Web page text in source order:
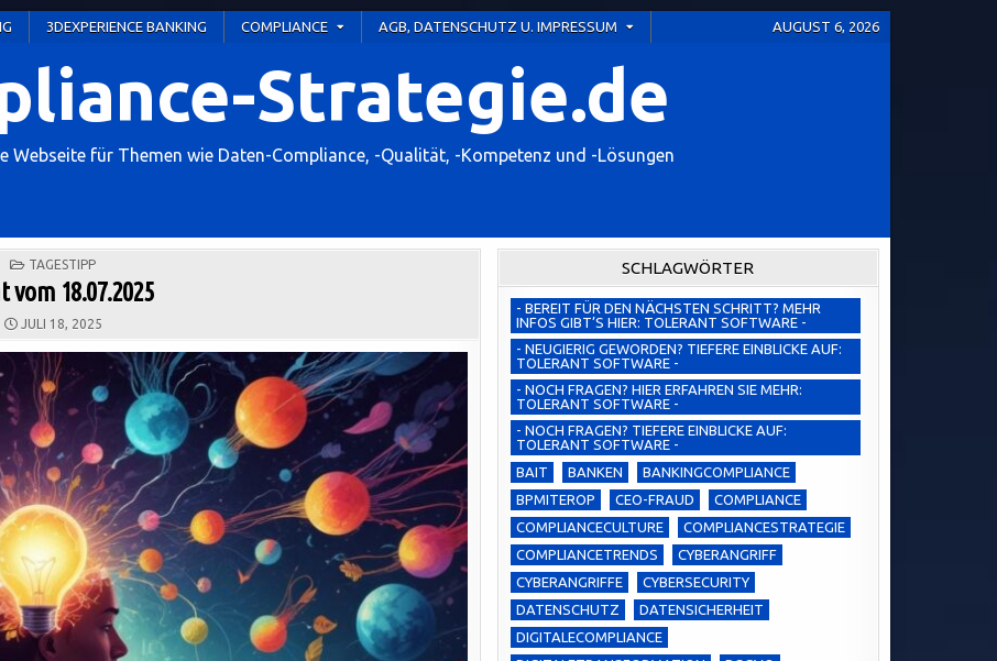
3DEXPERIENCE BANKING COMPLIANCE AGB, DATENSCHUTZ U. IMPRESSUM AUGUST 6, 2026
Strategie.de
Webseite für Themen wie Daten-Compliance, -Qualität, -Kompetenz und -Lösungen
POSTED
TAGESTIPP
vom 18.07.2025
JULI 18, 2025
SCHLAGWÖRTER
- BEREIT FÜR DEN NÄCHSTEN SCHRITT? MEHR
INFOS GIBT’S HIER: TOLERANT SOFTWARE -
- NEUGIERIG GEWORDEN? TIEFERE EINBLICKE AUF:
TOLERANT SOFTWARE -
- NOCH FRAGEN? HIER ERFAHREN SIE MEHR:
TOLERANT SOFTWARE -
- NOCH FRAGEN? TIEFERE EINBLICKE AUF:
TOLERANT SOFTWARE -
BAIT
BANKEN
BANKINGCOMPLIANCE
BPMITEROP
CEO-FRAUD
COMPLIANCE
COMPLIANCECULTURE
COMPLIANCESTRATEGIE
COMPLIANCETRENDS
CYBERANGRIFF
CYBERANGRIFFE
CYBERSECURITY
DATENSCHUTZ
DATENSICHERHEIT
DIGITALECOMPLIANCE